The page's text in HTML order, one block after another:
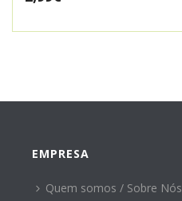
EMPRESA
Quem somos / Sobre Nós